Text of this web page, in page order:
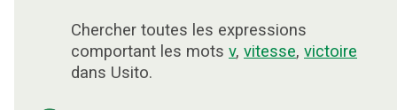
Chercher toutes les expressions
comportant les mots v, vitesse, victoire
dans Usito.